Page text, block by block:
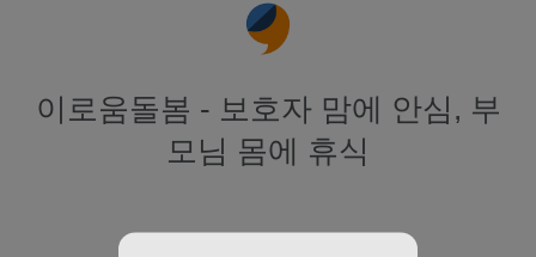
이로움돌봄 - 보호자 맘에 안심, 부
모님 몸에 휴식